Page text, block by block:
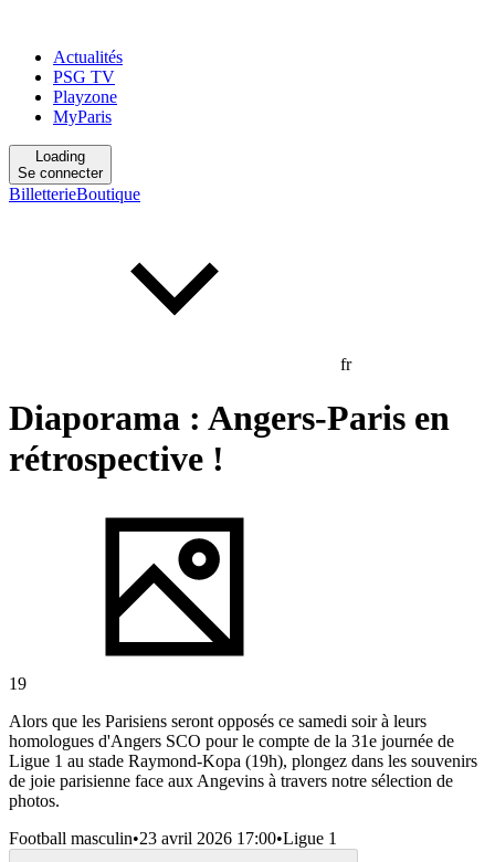
Actualités
PSG TV
Playzone
MyParis
Loading
Se connecter
BilletterieBoutique
fr
Diaporama : Angers-Paris en
rétrospective !
19
Alors que les Parisiens seront opposés ce samedi soir à leurs
homologues d'Angers SCO pour le compte de la 31e journée de
Ligue 1 au stade Raymond-Kopa (19h), plongez dans les souvenirs
de joie parisienne face aux Angevins à travers notre sélection de
photos.
Football masculin•23 avril 2026 17:00•Ligue 1